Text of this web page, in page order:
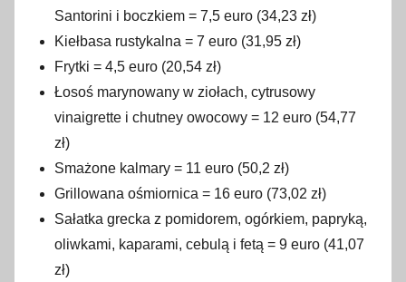
Santorini i boczkiem = 7,5 euro (34,23 zł)
Kiełbasa rustykalna = 7 euro (31,95 zł)
Frytki = 4,5 euro (20,54 zł)
Łosoś marynowany w ziołach, cytrusowy
vinaigrette i chutney owocowy = 12 euro (54,77
zł)
Smażone kalmary = 11 euro (50,2 zł)
Grillowana ośmiornica = 16 euro (73,02 zł)
Sałatka grecka z pomidorem, ogórkiem, papryką,
oliwkami, kaparami, cebulą i fetą = 9 euro (41,07
zł)